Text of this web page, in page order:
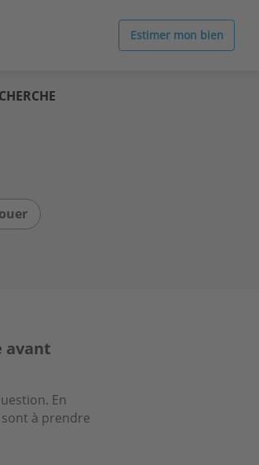
Estimer mon bien
avant
En
à prendre